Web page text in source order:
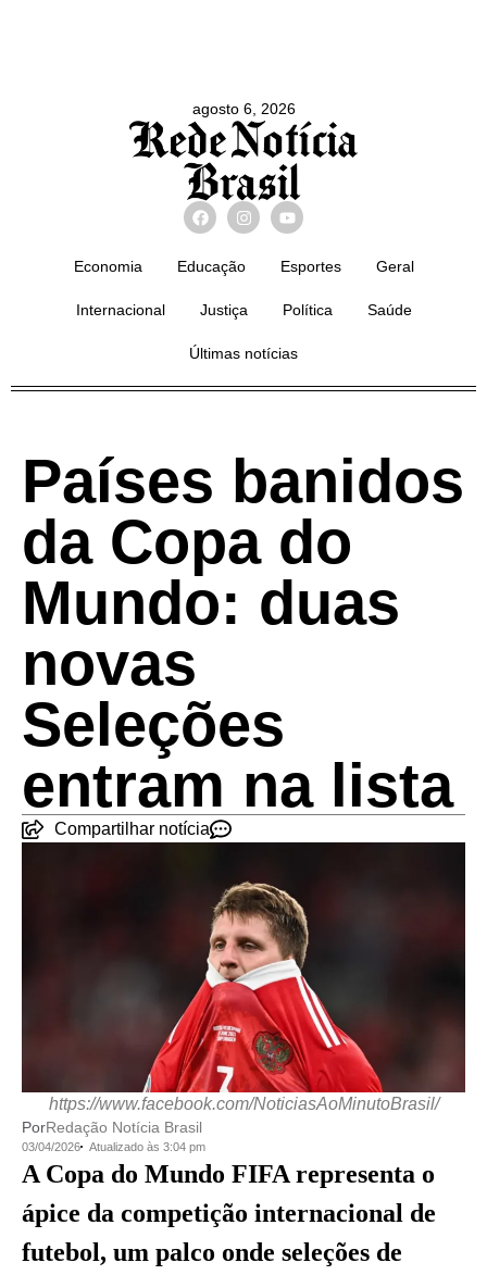
agosto 6, 2026
Economia Educação Esportes Geral
Internacional Justiça Política Saúde
Últimas notícias
Países banidos
da Copa do
Mundo: duas
novas
Seleções
entram na lista
Compartilhar notícia
https://www.facebook.com/NoticiasAoMinutoBrasil/
PorRedação Notícia Brasil
03/04/2026 Atualizado às 3:04 pm
A Copa do Mundo FIFA representa o
ápice da competição internacional de
futebol, um palco onde seleções de